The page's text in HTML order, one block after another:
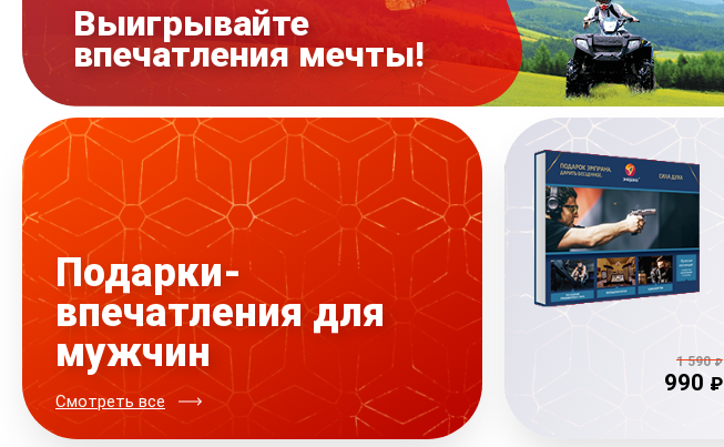
Выигрывайте
впечатления мечты!
Подарки-
впечатления для
мужчин
Смотреть все
1 590₽
990 ₽